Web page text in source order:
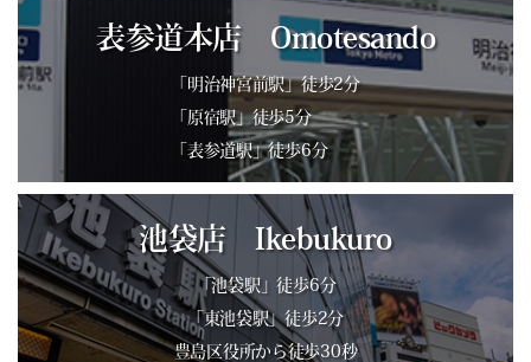
表参道本店 Omotesando
「明治神宮前駅」徒歩2分
「原宿駅」徒歩5分
「表参道駅」徒歩6分
池袋店 Ikebukuro
「池袋駅」徒歩6分
「東池袋駅」徒歩2分
豊島区役所から徒歩30秒